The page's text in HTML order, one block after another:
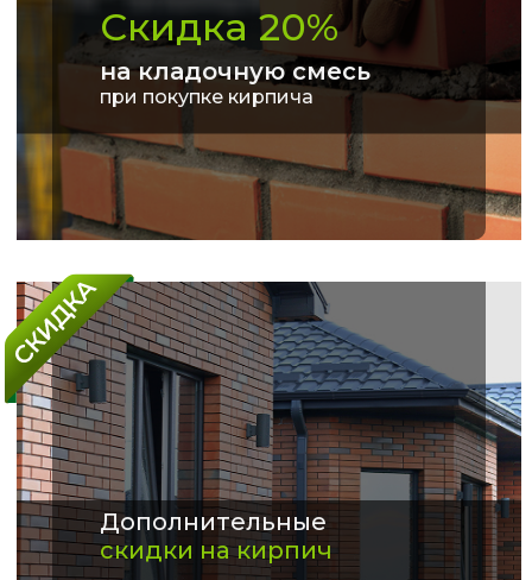
Скидка 20%
на кладочную смесь
при покупке кирпича
Дополнительные
скидки на кирпич